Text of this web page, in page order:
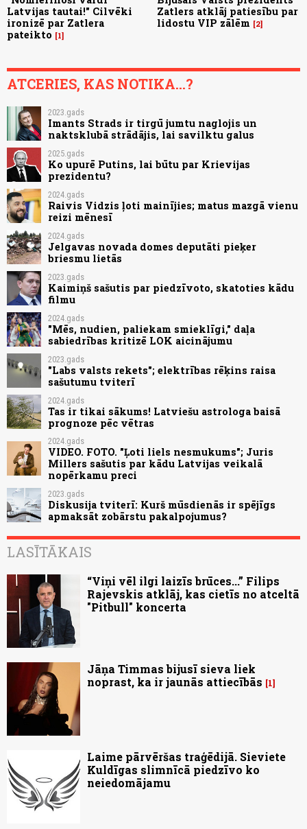
Latvijas tautai!" Cilvēki
ironizē par Zatlera
pateikto
1
Zatlers atklāj patiesību par
lidostu VIP zālēm
2
ATCERIES, KAS NOTIKA...?
2023.gads
Imants Strads ir tirgū jumtu naglojis un
naktsklubā strādājis, lai savilktu galus
2025.gads
Ko upurē Putins, lai būtu par Krievijas
prezidentu?
2024.gads
Raivis Vidzis ļoti mainījies; matus mazgā vienu
reizi mēnesī
2024.gads
Jelgavas novada domes deputāti pieķer
briesmu lietās
2023.gads
Kaimiņš sašutis par piedzīvoto, skatoties kādu
filmu
2024.gads
"Mēs, nudien, paliekam smieklīgi," daļa
sabiedrības kritizē LOK aicinājumu
2023.gads
"Labs valsts rekets"; elektrības rēķins raisa
sašutumu tviterī
2024.gads
Tas ir tikai sākums! Latviešu astrologa baisā
prognoze pēc vētras
2024.gads
VIDEO. FOTO. "Ļoti liels nesmukums"; Juris
Millers sašutis par kādu Latvijas veikalā
nopērkamu preci
2023.gads
Diskusija tviterī: Kurš mūsdienās ir spējīgs
apmaksāt zobārstu pakalpojumus?
LASĪTĀKAIS
“Viņi vēl ilgi laizīs brūces...” Filips
Rajevskis atklāj, kas cietīs no atceltā
"Pitbull" koncerta
Jāņa Timmas bijusī sieva liek
noprast, ka ir jaunās attiecībās
1
Laime pārvēršas traģēdijā. Sieviete
Kuldīgas slimnīcā piedzīvo ko
neiedomājamu